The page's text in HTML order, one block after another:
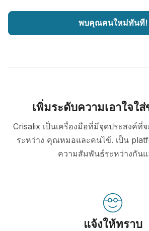
พบคุณคนใหม่ทันที!
เพิ่มระดับความเอาใจใ
Crisalix เป็นเครื่องมือที่มีจุดประสงค์ที่
ระหว่าง คุณหมอและคนไข้. เป็น
ความสัมพันธ์ระหว่างกัน
แจ้งให้ทราบ